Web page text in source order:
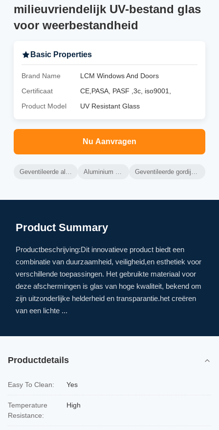
milieuvriendelijk UV-bestand glas
voor weerbestandheid
Basic Properties
Brand Name
LCM Windows And Doors
Certificaat
CE,PASA, PASF ,3c, iso9001,
Product Model
UV Resistant Glass
Nu Aanvragen
Geventileerde aluminium gordijnwand Aluminium gordijnwandraam Geventileerde gordijnwand thermische isolatie
Product Summary
Productbeschrijving:Dit innovatieve product biedt een
combinatie van duurzaamheid, veiligheid,en esthetiek voor
verschillende toepassingen. Het gebruikte materiaal voor
deze afschermingen is glas van hoge kwaliteit, bekend om
zijn uitzonderlijke helderheid en transparantie.het creëren
van een lichte ...
Productdetails
Easy To Clean: Yes
Temperature
Resistance:
High